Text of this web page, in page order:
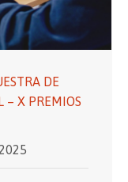
DE
– X PREMIOS